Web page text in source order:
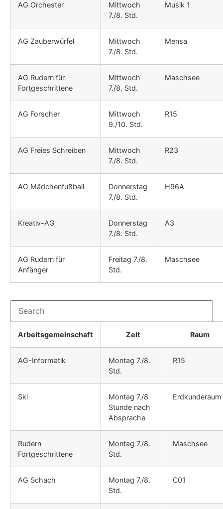
AG Orchester
Mittwoch
7./8. Std.
Musik 1
AG Zauberwürfel
Mittwoch
7./8. Std.
Mensa
AG Rudern für
Fortgeschrittene
Mittwoch
7./8. Std.
Maschsee
AG Forscher
Mittwoch
9./10. Std.
R15
AG Freies Schreiben
Mittwoch
7./8. Std.
R23
AG Mädchenfußball
Donnerstag
7./8. Std.
H96A
Kreativ-AG
Donnerstag
7./8. Std.
A3
AG Rudern für
Anfänger
Freitag 7./8.
Std.
Maschsee
Arbeitsgemeinschaft Zeit Raum
AG-Informatik
Montag 7./8.
Std.
R15
Ski
Montag 7./8
Stunde nach
Absprache
Erdkunderaum
Rudern
Fortgeschrittene
Montag 7./8.
Std.
Maschsee
AG Schach
Montag 7./8.
Std.
C01